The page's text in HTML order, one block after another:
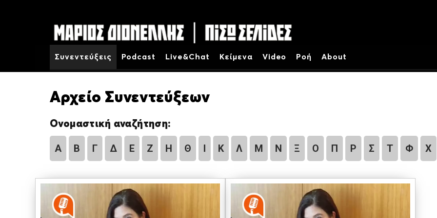
Συνεντεύξεις Podcast Live&Chat Κείμενα Video Ροή About
Αρχείο Συνεντεύξεων
Ονομαστική αναζήτηση:
Α Β Γ Δ Ε Ζ Η Θ Ι Κ Λ Μ Ν Ξ Ο Π Ρ Σ Τ Φ Χ